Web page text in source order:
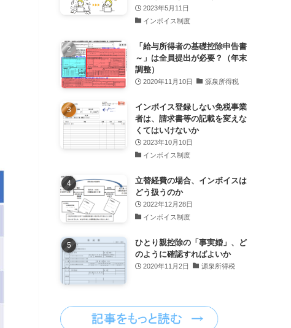
2023年5月11日
インボイス制度
「給与所得者の基礎控除申告書
～」は全員提出が必要？（年末
調整）
2020年11月10日 源泉所得税
インボイス登録しない免税事業
者は、請求書等の記載を変えな
くてはいけないか
2023年10月10日
インボイス制度
立替経費の場合、インボイスは
どう扱うのか
2022年12月28日
インボイス制度
ひとり親控除の「事実婚」、ど
のように確認すればよいか
2020年11月2日 源泉所得税